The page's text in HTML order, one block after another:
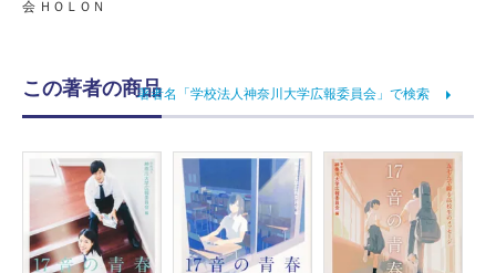
会 ＨＯＬＯＮ
この著者の商品著者名「学校法人神奈川大学広報委員会」で検索